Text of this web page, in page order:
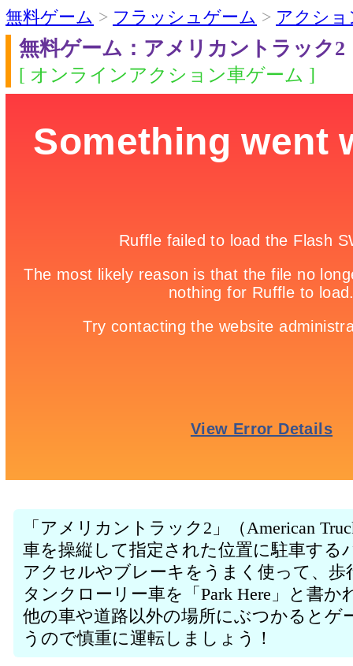
無料ゲーム > フラッシュゲーム > アクショ
無料ゲーム：アメリカントラック2
[ オンラインアクション車ゲーム ]
「アメリカントラック2」（American
車を操縦して指定された位置に駐車する
アクセルやブレーキをうまく使って、歩
タンクローリー車を「Park Here」と書
他の車や道路以外の場所にぶつかるとゲ
うので慎重に運転しましょう！